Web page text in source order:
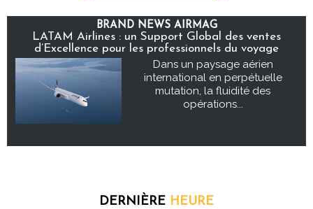
BRAND NEWS AIRMAG
LATAM Airlines : un Support Global des ventes
d’Excellence pour les professionnels du voyage
Dans un paysage aérien
international en perpétuelle
mutation, la fluidité des
opérations...
DERNIÈRE HEURE